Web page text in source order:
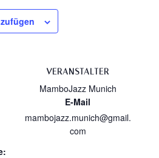
VERANSTALTER
MamboJazz Munich
E-Mail
mambojazz.munich@gmail.
com